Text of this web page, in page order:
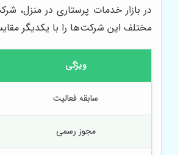
در بازار خدمات پرستاری در منزل،
مختلف این شرکت‌ها را با یکدیگر
ویژگی
سابقه فعالیت
مجوز رسمی